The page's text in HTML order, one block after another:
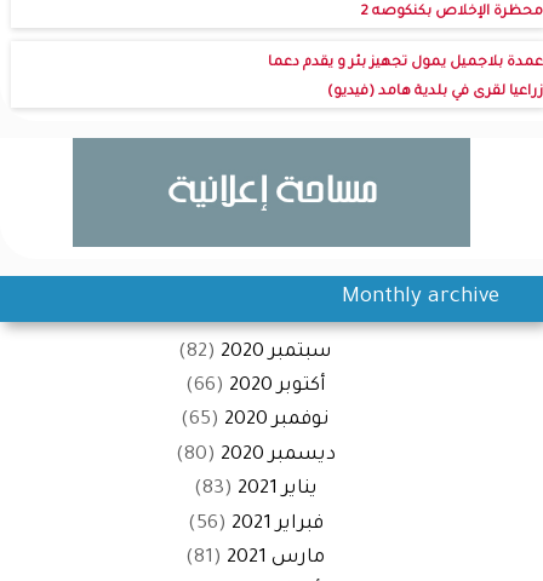
محظرة الإخلاص بكنكوصه 2
عمدة بلاجميل يمول تجهيز بئر و يقدم دعما
زراعيا لقرى في بلدية هامد (فيديو)
Monthly archive
سبتمبر 2020
(82)
أكتوبر 2020
(66)
نوفمبر 2020
(65)
ديسمبر 2020
(80)
يناير 2021
(83)
فبراير 2021
(56)
مارس 2021
(81)